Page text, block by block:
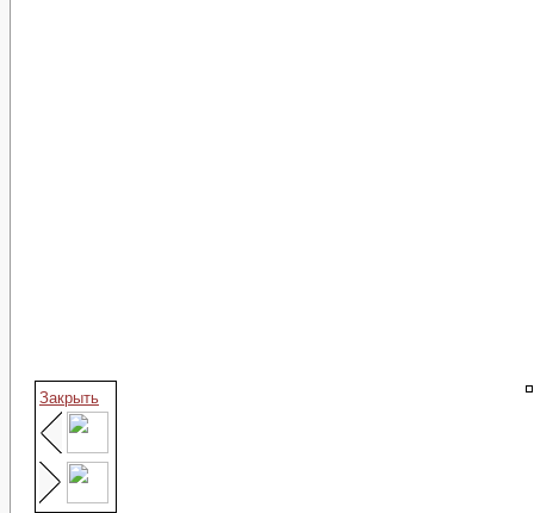
Закрыть